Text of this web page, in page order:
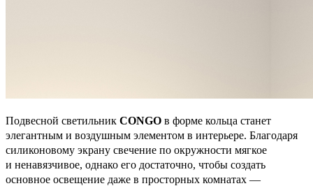
Подвесной светильник CONGO в форме кольца станет
элегантным и воздушным элементом в интерьере. Благодаря
силиконовому экрану свечение по окружности мягкое
и ненавязчивое, однако его достаточно, чтобы создать
основное освещение даже в просторных комнатах —